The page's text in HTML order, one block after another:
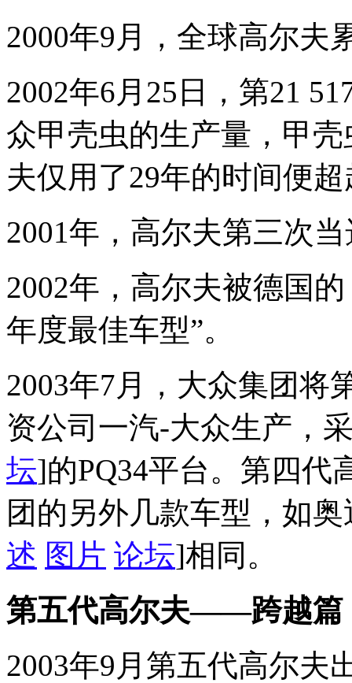
2000年9月，全球高尔夫
2002年6月25日，第21
众甲壳虫的生产量，甲
夫仅用了29年的时间便
2001年，高尔夫第三次
2002年，高尔夫被德国
年度最佳车型”。
2003年7月，大众集团将
资公司一汽-大众生产，
坛]的PQ34平台。第四代
团的另外几款车型，如
述 图片 论坛]相同。
第五代高尔夫——跨越篇
2003年9月第五代高尔夫